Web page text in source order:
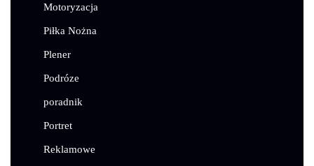
Motoryzacja
Piłka Nożna
Plener
Podróze
poradnik
Portret
Reklamowe